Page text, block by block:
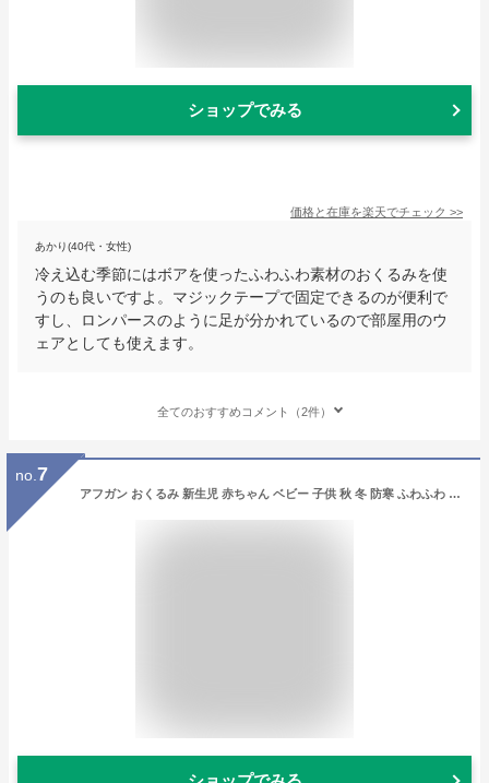
ショップでみる
価格と在庫を楽天でチェック >>
あかり(40代・女性)
冷え込む季節にはボアを使ったふわふわ素材のおくるみを使
うのも良いですよ。マジックテープで固定できるのが便利で
すし、ロンパースのように足が分かれているので部屋用のウ
ェアとしても使えます。
全てのおすすめコメント（2件）
no. 7
アフガン おくるみ 新生児 赤ちゃん ベビー 子供 秋 冬 防寒 ふわふわ 暖かい 可愛い シープボア生地 ゾウ 青 ピンク ブルー 80×80 退院 お祝い お宮参り 行事 男の子 女の子 プレゼント 贈物 ギフト ラッピング あす楽 送料無料 足つきアフガン